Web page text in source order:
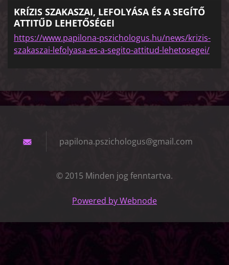
KRÍZIS SZAKASZAI, LEFOLYÁSA ÉS A SEGÍTŐ
ATTITŰD LEHETŐSÉGEI
https://www.papilona-pszichologus.hu/news/krizis-
szakaszai-lefolyasa-es-a-segito-attitud-lehetosegei/
papilona.pszichologus@gmail.com
© 2015 Minden jog fenntartva.
Powered by Webnode